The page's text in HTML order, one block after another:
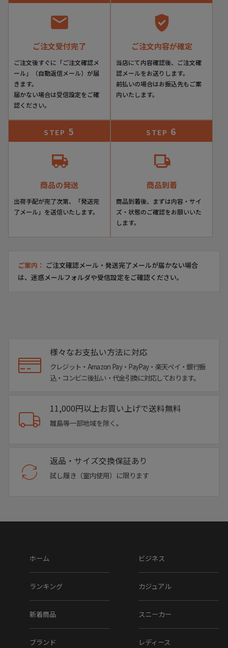
ご注文受付完了
ご注文後すぐに「ご注文確認メ
ール」（自動返信メール）が届
きます。
届かない場合は受信設定をご確
認ください。
ご注文内容が確定
当店にて内容確認後、ご注文確
認メールをお送りします。
前払いの場合はお振込先もご案
内いたします。
STEP 5
商品の発送
出荷手配が完了次第、「発送完
了メール」を送信いたします。
STEP 6
商品到着
商品到着後、まずは内容・サイ
ズ・状態のご確認をお願いいた
します。
ご案内： ご注文確認メール・発送完了メールが届かない場合
は、迷惑メールフォルダや受信設定をご確認ください。
様々なお支払い方法に対応
クレジット・Amazon Pay・PayPay・楽天ペイ・銀行振
込・コンビニ後払い・代金引換に対応しております。
11,000円以上お買い上げで送料無料
離島等一部地域を除く。
返品・サイズ交換保証あり
試し履き（室内使用）に限ります
ホーム
ランキング
新着商品
ブランド
ビジネス
カジュアル
スニーカー
レディース